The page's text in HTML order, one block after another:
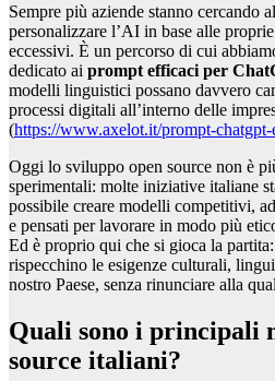
Sempre più aziende stanno cercando
personalizzare l’AI in base alle
eccessivi. È un percorso di cui
dedicato ai prompt efficaci per
modelli linguistici possano davvero
processi digitali all’interno delle
(https://www.axelot.it/prompt-
Oggi lo sviluppo open source non è
sperimentali: molte iniziative italiane
possibile creare modelli competitivi,
e pensati per lavorare in modo più
Ed è proprio qui che si gioca la
rispecchino le esigenze culturali,
nostro Paese, senza rinunciare alla
Quali sono i principali
source italiani?